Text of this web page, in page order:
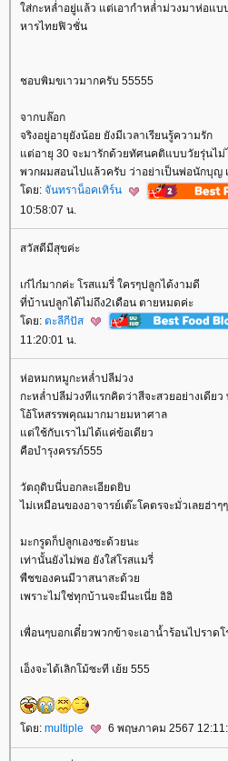
ส่กะหล่ำอยู่แล้ว แต่เอากำหล่ำม่วงมาห่อแบ
หารไทยฟิวชั่น
ชอบพิมขเาวมากครับ 55555
จากบล๊อก
จริงอยู่อายุยังน้อย ยังมีเวลาเรียนรู้ความรัก
ต่อายุ 30 จะมารักด้วยทัศนคติแบบวัยรุ่นไม่
พวกผมสอนไปแล้วครับ ว่าอย่าเป็นพ่อนักบุญ
ดย: จันทราน็อคเทิร์น
10:58:07 น.
สวัสดีมีสุขค่ะ
เก๋ไก๋มากค่ะ โรสแมรี่ ใครๆปลูกได้งามดี
ที่บ้านปลูกได้ไม่ถึง2เดือน ตายหมดค่ะ
ดย: ตะลีกีปัส
11:20:01 น.
ห่อหมกหมูกะหล่ำปลีม่วง
กะหล่ำปลีม่วงทีแรกคิดว่าสีจะสวยอย่างเดียว
อ้โหสรรพคุณมากมายมหาศาล
ต่ใช้กับเราไม่ได้แค่ข้อเดียว
คือบำรุงครรภ์555
วัตถุดิบนี่บอกละเอียดยิบ
ไม่เหมือนของอาจารย์เต๊ะโคตรจะมั่วเลยฮ่าๆๆ
มะกรูดก็ปลูกเองซะด้วยนะ
เท่านั้นยังไม่พอ ยังใส่โรสแมรี่
พืชของคนมีวาสนาสะด้ว
เพราะไม่ใช่ทุกบ้านจะมีนะเนี่ย อิอิ
เพื่อนๆบอกเดี๋ยวพวกข้าจะเอาน้ำร้อนไปราดโ
เอ็งจะได้เลิกโม้ซะที เย้ย 555
ดย: multiple 6 พฤษภาคม 2567